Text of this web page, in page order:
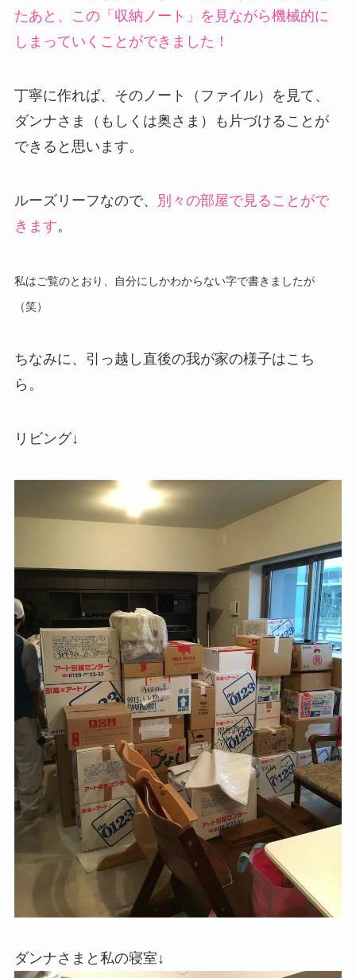
たあと、この「収納ノート」を見ながら機械的に
しまっていくことができました！
丁寧に作れば、そのノート（ファイル）を見て、
ダンナさま（もしくは奥さま）も片づけることが
できると思います。
ルーズリーフなので、
別々の部屋で見ることがで
きます。
私はご覧のとおり、自分にしかわからない字で書きましたが
（笑）
ちなみに、引っ越し直後の我が家の様子はこち
ら。
リビング↓
ダンナさまと私の寝室↓